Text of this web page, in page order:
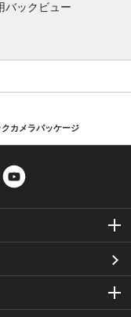
バックビュー
カメラパッケージ